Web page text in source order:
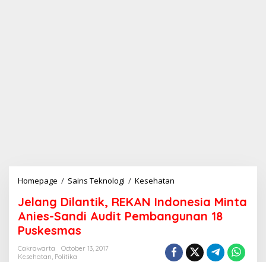
Homepage / Sains Teknologi / Kesehatan
l
a
n
D
i
Jelang Dilantik, REKAN Indonesia Minta
Anies-Sandi Audit Pembangunan 18
Puskesmas
Cakrawarta
October 13, 2017
Kesehatan, Politika